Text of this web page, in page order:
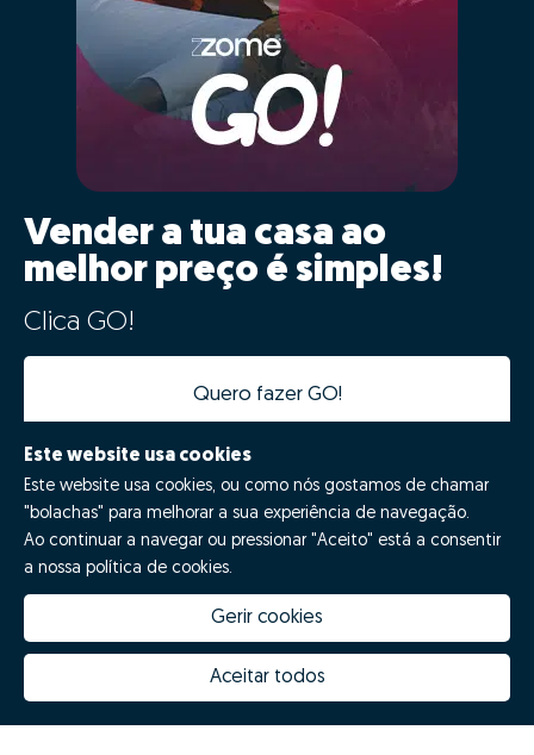
Vender a tua casa ao
melhor preço é simples!
Clica GO!
Quero fazer GO!
Porquê escolher a Zome
Inovação Zome
Hubs Zome
Este website usa cookies
Este website usa cookies, ou como nós gostamos de chamar
"bolachas" para melhorar a sua experiência de navegação.
Ao continuar a navegar ou pressionar "Aceito" está a consentir
a nossa política de cookies.
Gerir cookies
Aceitar todos